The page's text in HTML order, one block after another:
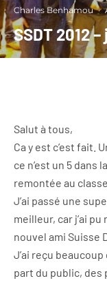
Charles Benhamou ·
SSDT 2012
Salut à tous,
Ca y est c’est fait.
ce n’est un 5 dans
remontée au
J’ai passé une
meilleur, car j’ai
nouvel ami Suisse
J’ai reçu
part du public, des